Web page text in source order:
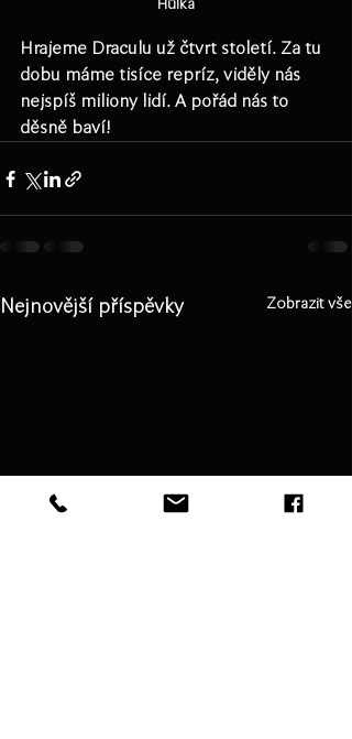
Hůlka
Hrajeme Draculu už čtvrt století. Za tu
dobu máme tisíce repríz, viděly nás
nejspíš miliony lidí. A pořád nás to
děsně baví!
Nejnovější příspěvky Zobrazit vše